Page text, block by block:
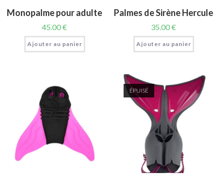
Monopalme pour adulte
45.00€
Ajouter au panier
Palmes de Sirène Hercule
35.00€
Ajouter au panier
ÉPUISÉ